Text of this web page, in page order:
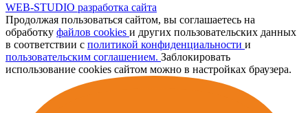
WEB-STUDIO разработка сайта
Продолжая пользоваться сайтом, вы соглашаетесь на
обработку файлов cookies и других пользовательских данных
в соответствии с политикой конфиденциальности и
пользовательским соглашением. Заблокировать
использование cookies сайтом можно в настройках браузера.